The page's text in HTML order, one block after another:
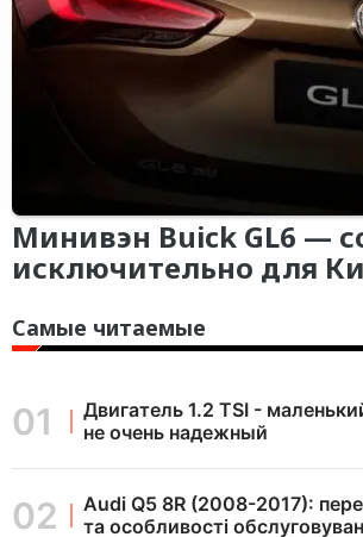
Минивэн Buick GL6 —
исключительно для
Самые читаемые
Двигатель 1.2 TSI -
не очень надежный
Audi Q5 8R (2008-2017):
та особливості